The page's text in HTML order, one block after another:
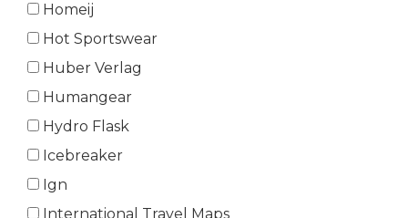
Homeij
Hot Sportswear
Huber Verlag
Humangear
Hydro Flask
Icebreaker
Ign
International Travel Maps